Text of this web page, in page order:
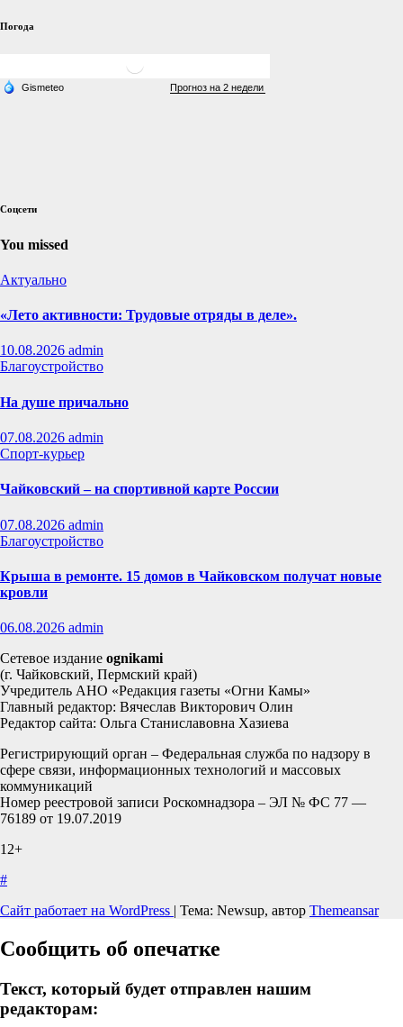
Погода
Соцсети
You missed
Актуально
«Лето активности: Трудовые отряды в деле».
10.08.2026 admin
Благоустройство
На душе причально
07.08.2026 admin
Спорт-курьер
Чайковский – на спортивной карте России
07.08.2026 admin
Благоустройство
Крыша в ремонте. 15 домов в Чайковском получат новые
кровли
06.08.2026 admin
Сетевое издание ognikami
(г. Чайковский, Пермский край)
Учредитель АНО «Редакция газеты «Огни Камы»
Главный редактор: Вячеслав Викторович Олин
Редактор сайта: Ольга Станиславовна Хазиева
Регистрирующий орган – Федеральная служба по надзору в
сфере связи, информационных технологий и массовых
коммуникаций
Номер реестровой записи Роскомнадзора – ЭЛ № ФС 77 —
76189 от 19.07.2019
12+
#
Сайт работает на WordPress | Тема: Newsup, автор Themeansar
Сообщить об опечатке
Текст, который будет отправлен нашим
редакторам: